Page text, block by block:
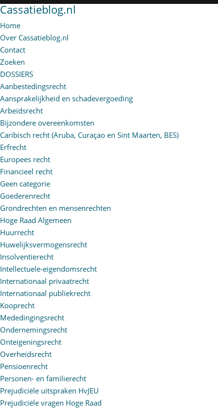
Cassatieblog.nl
Home
Over Cassatieblog.nl
Contact
Zoeken
DOSSIERS
Aanbestedingsrecht
Aansprakelijkheid en schadevergoeding
Arbeidsrecht
Bijzondere overeenkomsten
Caribisch recht (Aruba, Curaçao en Sint Maarten, BES)
Erfrecht
Europees recht
Financieel recht
Geen categorie
Goederenrecht
Grondrechten en mensenrechten
Hoge Raad Algemeen
Huurrecht
Huwelijksvermogensrecht
Insolventierecht
Intellectuele-eigendomsrecht
Internationaal privaatrecht
Internationaal publiekrecht
Kooprecht
Mededingingsrecht
Ondernemingsrecht
Onteigeningsrecht
Overheidsrecht
Pensioenrecht
Personen- en familierecht
Prejudiciële uitspraken HvJEU
Prejudiciële vragen Hoge Raad